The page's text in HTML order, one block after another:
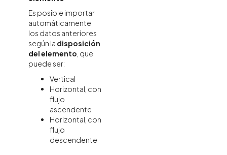
Es posible importar
automáticamente
los datos anteriores
según la disposición
del elemento , que
puede ser:
Vertical
Horizontal, con
flujo
ascendente
Horizontal, con
flujo
descendente